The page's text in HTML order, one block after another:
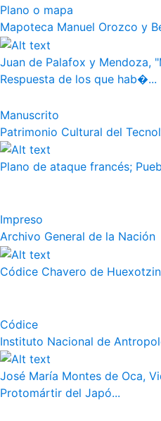
Plano o mapa
Mapoteca Manuel Orozco y
Juan de Palafox y Mendoza,
Respuesta de los que hab�...
Manuscrito
Patrimonio Cultural del
Plano de ataque francés;
Impreso
Archivo General de la Nación
Códice Chavero de
Códice
Instituto Nacional de
José María Montes de Oca,
Protomártir del Japó...